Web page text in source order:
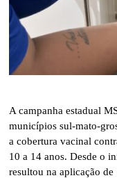
A campanha estadual
municípios sul-mato-
a cobertura vacinal
10 a 14 anos. Desde o
resultou na aplicação